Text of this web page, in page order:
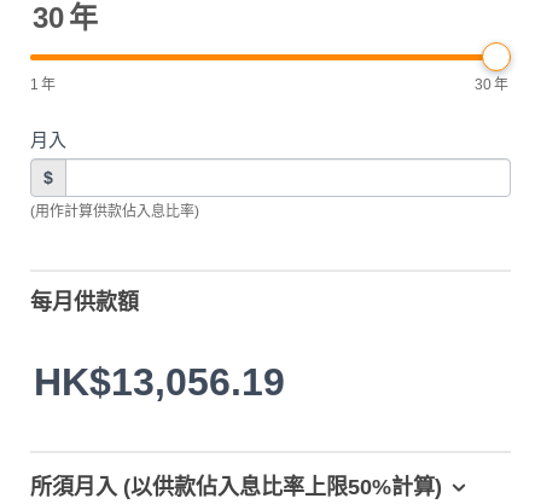
30年
1 年 30年
月入
$
(用作計算供款佔入息比率)
每月供款額
HK$13,056.19
所須月入 (以供款佔入息比率上限50%計算)